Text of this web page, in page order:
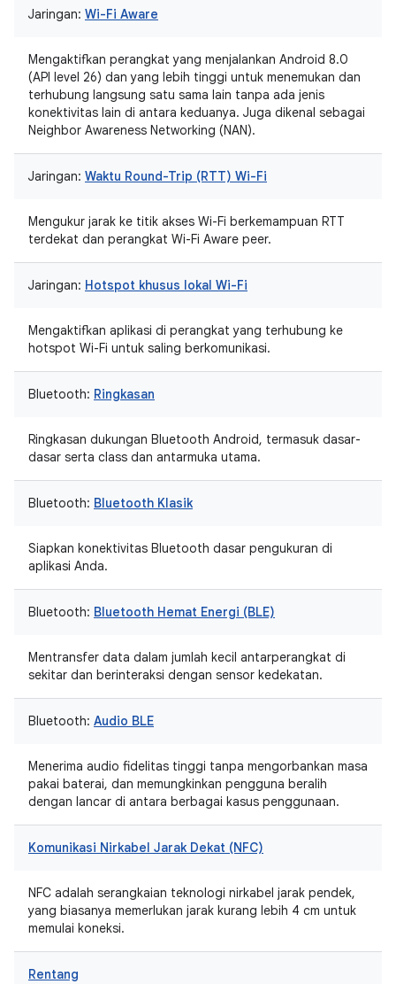
Jaringan: Wi-Fi Aware
Mengaktifkan perangkat yang menjalankan Android 8.0
(API level 26) dan yang lebih tinggi untuk menemukan dan
terhubung langsung satu sama lain tanpa ada jenis
konektivitas lain di antara keduanya. Juga dikenal sebagai
Neighbor Awareness Networking (NAN).
Jaringan: Waktu Round-Trip (RTT) Wi-Fi
Mengukur jarak ke titik akses Wi-Fi berkemampuan RTT
terdekat dan perangkat Wi-Fi Aware peer.
Jaringan: Hotspot khusus lokal Wi-Fi
Mengaktifkan aplikasi di perangkat yang terhubung ke
hotspot Wi-Fi untuk saling berkomunikasi.
Bluetooth: Ringkasan
Ringkasan dukungan Bluetooth Android, termasuk dasar-
dasar serta class dan antarmuka utama.
Bluetooth: Bluetooth Klasik
Siapkan konektivitas Bluetooth dasar pengukuran di
aplikasi Anda.
Bluetooth: Bluetooth Hemat Energi (BLE)
Mentransfer data dalam jumlah kecil antarperangkat di
sekitar dan berinteraksi dengan sensor kedekatan.
Bluetooth: Audio BLE
Menerima audio fidelitas tinggi tanpa mengorbankan masa
pakai baterai, dan memungkinkan pengguna beralih
dengan lancar di antara berbagai kasus penggunaan.
Komunikasi Nirkabel Jarak Dekat (NFC)
NFC adalah serangkaian teknologi nirkabel jarak pendek,
yang biasanya memerlukan jarak kurang lebih 4 cm untuk
memulai koneksi.
Rentang